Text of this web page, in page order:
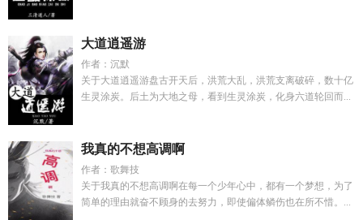
大道逍遥游
作者：沉默
关于大道逍遥游盘古开天后，洪荒大乱，洪荒支离破碎，数十亿
生灵涂炭。后土为大地之母，看到生灵涂炭，化身六道轮回而...
我真的不想高调啊
作者：歌舞技
关于我真的不想高调啊在每一个少年心中，都有一个梦想，为了
简单的理由就奋不顾身的去努力，即使偏体鳞伤也在所不惜。...